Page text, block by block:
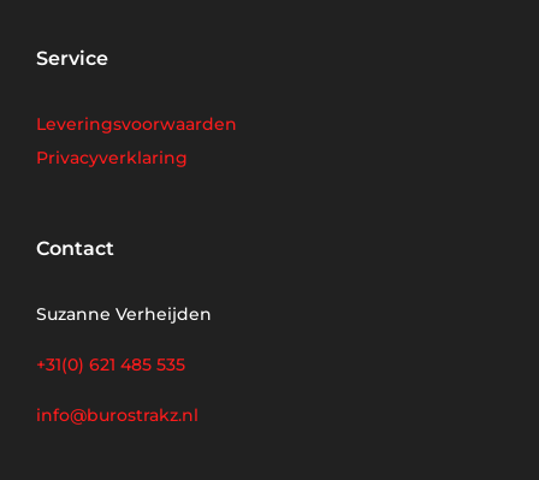
Service
Leveringsvoorwaarden
Privacyverklaring
Contact
Suzanne Verheijden
+31(0) 621 485 535
info@burostrakz.nl